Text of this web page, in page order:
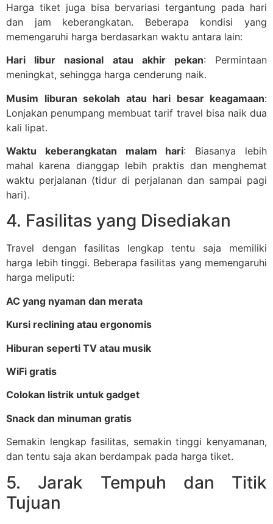
Harga tiket juga bisa bervariasi tergantung pada hari
dan jam keberangkatan. Beberapa kondisi yang
memengaruhi harga berdasarkan waktu antara lain:
Hari libur nasional atau akhir pekan: Permintaan
meningkat, sehingga harga cenderung naik.
Musim liburan sekolah atau hari besar keagamaan:
Lonjakan penumpang membuat tarif travel bisa naik dua
kali lipat.
Waktu keberangkatan malam hari: Biasanya lebih
mahal karena dianggap lebih praktis dan menghemat
waktu perjalanan (tidur di perjalanan dan sampai pagi
hari).
4. Fasilitas yang Disediakan
Travel dengan fasilitas lengkap tentu saja memiliki
harga lebih tinggi. Beberapa fasilitas yang memengaruhi
harga meliputi:
AC yang nyaman dan merata
Kursi reclining atau ergonomis
Hiburan seperti TV atau musik
WiFi gratis
Colokan listrik untuk gadget
Snack dan minuman gratis
Semakin lengkap fasilitas, semakin tinggi kenyamanan,
dan tentu saja akan berdampak pada harga tiket.
5. Jarak Tempuh dan Titik
Tujuan